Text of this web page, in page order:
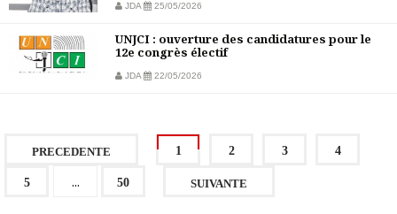
JDA 25/05/2026
UNJCI : ouverture des candidatures pour le
12e congrès électif
JDA 22/05/2026
PRECEDENTE 1 2 3 4
5 ... 50 SUIVANTE